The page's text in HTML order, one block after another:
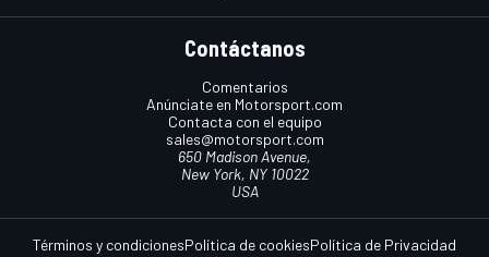
Contáctanos
Comentarios
Anúnciate en Motorsport.com
Contacta con el equipo
sales@motorsport.com
650 Madison Avenue,
New York, NY 10022
USA
Términos y condicionesPolítica de cookiesPolítica de Privacidad